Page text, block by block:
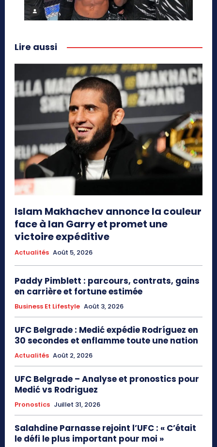
Lire aussi
Islam Makhachev annonce la couleur
face à Ian Garry et promet une
victoire expéditive
Actualités Août 5, 2026
Paddy Pimblett : parcours, contrats, gains
en carrière et fortune estimée
Business Et Lifestyle Août 3, 2026
UFC Belgrade : Medić expédie Rodríguez en
30 secondes et enflamme toute une nation
Actualités Août 2, 2026
UFC Belgrade – Analyse et pronostics pour
Medić vs Rodriguez
Pronostics Juillet 31, 2026
Salahdine Parnasse rejoint l’UFC : « C’était
le défi le plus important pour moi »